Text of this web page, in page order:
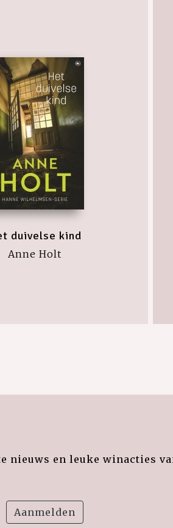
duivelse kind
Anne Holt
nieuws en leuke winacties
Aanmelden